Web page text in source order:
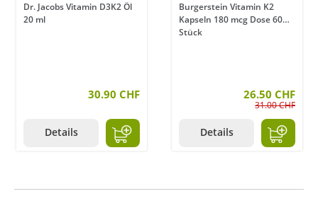
Dr. Jacobs Vitamin D3K2 Öl
20 ml
30.90 CHF
Details
Burgerstein Vitamin K2
Kapseln 180 mcg Dose 60
Stück
26.50 CHF
31.00 CHF
Details